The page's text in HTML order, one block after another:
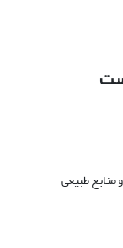
طبیعی